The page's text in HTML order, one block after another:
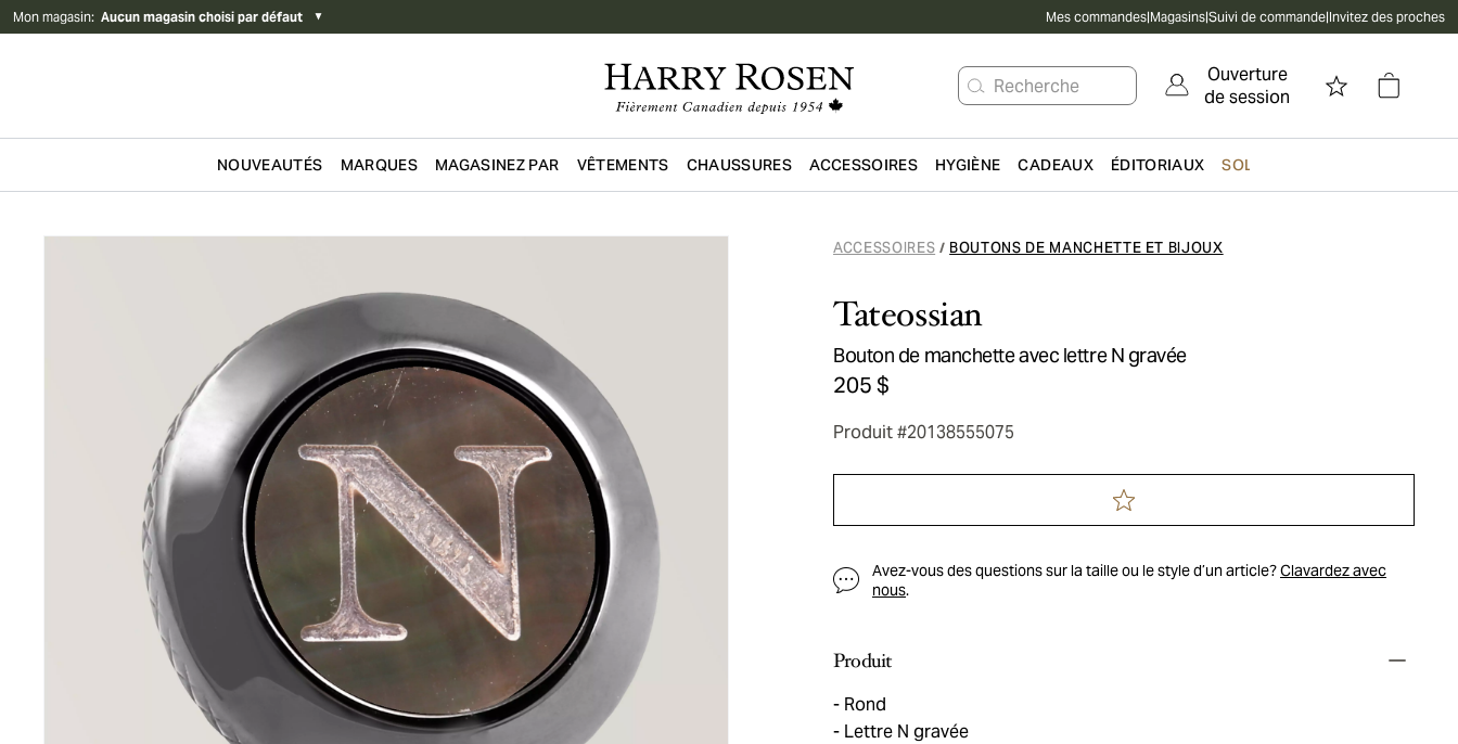
Mon magasin: Aucun magasin choisi par défaut ▼ Mes commandes|Magasins|Suivi de commande|Invitez des proches
Recherche
Ouverture
de session
Passer au contenu principal
NOUVEAUTÉS MARQUES MAGASINEZ PAR VÊTEMENTS CHAUSSURES ACCESSOIRES HYGIÈNE CADEAUX ÉDITORIAUX SOLDES
ACCESSOIRES / BOUTONS DE MANCHETTE ET BIJOUX
Tateossian
Bouton de manchette avec lettre N gravée
205 $
Produit #20138555075
Avez-vous des questions sur la taille ou le style d’un article?Clavardez avec
nous.
Produit
Rond
Lettre N gravée